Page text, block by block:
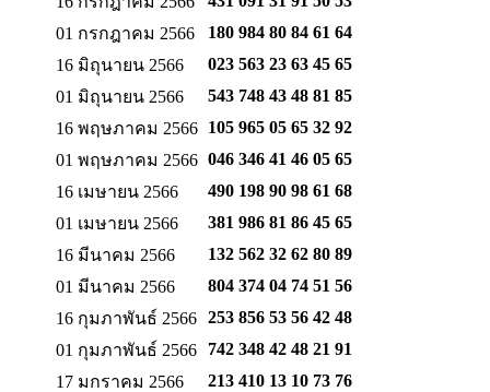
01 กรกฎาคม 2566
180 984 80 84 61 64
16 มิถุนายน 2566
023 563 23 63 45 65
01 มิถุนายน 2566
543 748 43 48 81 85
16 พฤษภาคม 2566 105 965 05 65 32 92
01 พฤษภาคม 2566 046 346 41 46 05 65
16 เมษายน 2566
490 198 90 98 61 68
01 เมษายน 2566
381 986 81 86 45 65
16 มีนาคม 2566
132 562 32 62 80 89
01 มีนาคม 2566
804 374 04 74 51 56
16 กุมภาพันธ์ 2566 253 856 53 56 42 48
01 กุมภาพันธ์ 2566
742 348 42 48 21 91
17 มกราคม 2566
213 410 13 10 73 76